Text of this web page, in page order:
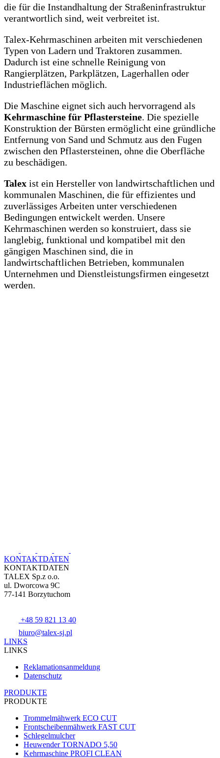
die für die Instandhaltung der Straßeninfrastruktur
verantwortlich sind, weit verbreitet ist.
Talex-Kehrmaschinen arbeiten mit verschiedenen
Typen von Ladern und Traktoren zusammen.
Dadurch ist eine schnelle Reinigung von
Rangierplätzen, Parkplätzen, Lagerhallen oder
Industrieflächen möglich.
Die Maschine eignet sich auch hervorragend als
Kehrmaschine für Pflastersteine. Die spezielle
Konstruktion der Bürsten ermöglicht eine gründliche
Entfernung von Sand und Schmutz aus den Fugen
zwischen den Pflastersteinen, ohne die Oberfläche
zu beschädigen.
Talex ist ein Hersteller von landwirtschaftlichen und
kommunalen Maschinen, die für effizientes und
zuverlässiges Arbeiten unter verschiedenen
Bedingungen entwickelt werden. Unsere
Kehrmaschinen werden so konstruiert, dass sie
langlebig, funktional und kompatibel mit den
gängigen Maschinen sind, die in
landwirtschaftlichen Betrieben, kommunalen
Unternehmen und Dienstleistungsfirmen eingesetzt
werden.
KONTAKTDATEN
KONTAKTDATEN
TALEX Sp.z o.o.
ul. Dworcowa 9C
77-141 Borzytuchom
+48 59 821 13 40
biuro@talex-sj.pl
LINKS
LINKS
Reklamationsanmeldung
Datenschutz
PRODUKTE
PRODUKTE
Trommelmähwerk ECO CUT
Frontscheibenmähwerk FAST CUT
Schlegelmulcher
Heuwender TORNADO 5,50
Kehrmaschine PROFI CLEAN